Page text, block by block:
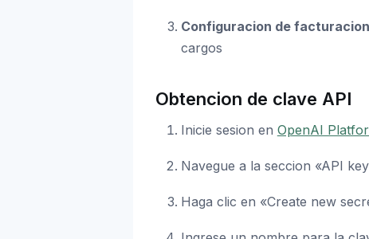
Configuracion de facturacion
cargos
Obtencion de clave API
Inicie sesion en OpenAI
Navegue a la seccion «API
Haga clic en «Create new